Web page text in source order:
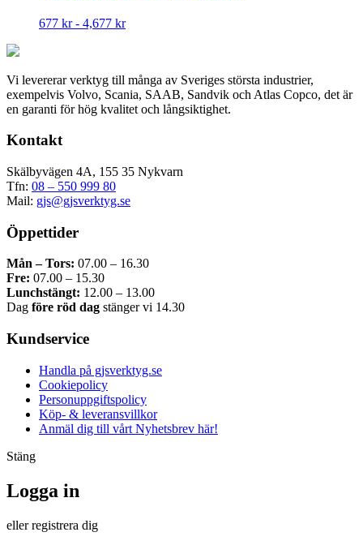
677 kr - 4,677 krDen
flera
varianter.
De
väljas
produktsidan
Vi levererar verktyg till många av Sveriges största industrier,
exempelvis Volvo, Scania, SAAB, Sandvik och Atlas Copco, det är
en garanti för hög kvalitet och långsiktighet.
Kontakt
Skälbyvägen 4A, 155 35 Nykvarn
Tfn: 08 – 550 999 80
Mail: gjs@gjsverktyg.se
Öppettider
Mån – Tors: 07.00 – 16.30
Fre: 07.00 – 15.30
Lunchstängt: 12.00 – 13.00
Dag före röd dag stänger vi 14.30
Kundservice
Handla på gjsverktyg.se
Cookiepolicy
Personuppgiftspolicy
Köp- & leveransvillkor
Anmäl dig till vårt Nyhetsbrev här!
Stäng
Logga in
eller registrera dig